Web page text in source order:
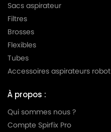
Sacs aspirateur
Filtres
Brosses
Flexibles
Tubes
Accessoires aspirateurs robot
À propos :
Qui sommes nous ?
Compte Spirfix Pro